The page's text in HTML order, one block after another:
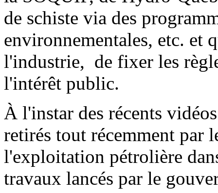
de schiste via des
environnementales, etc. et
l'industrie, de fixer les
l'intérêt public.
À l'instar des récents
retirés tout récemment par
l'exploitation pétrolière
travaux lancés par le